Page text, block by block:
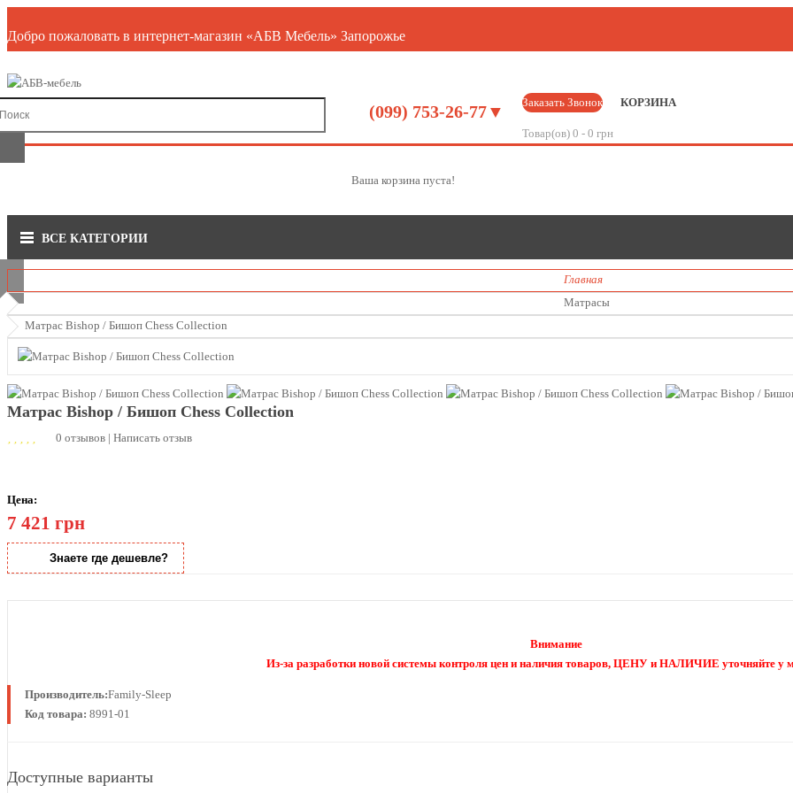
Добро пожаловать в интернет-магазин «АБВ Мебель» Запорожье
(099) 753-26-77▼ Заказать Звонок КОРЗИНА
Товар(ов) 0 - 0 грн
Ваша корзина пуста!
ВСЕ КАТЕГОРИИ
Главная
Матрасы
Матраc Bishop / Бишоп Chess Collection
Матраc Bishop / Бишоп Chess Collection
0 отзывов | Написать отзыв
Цена:
7 421 грн
Знаете где дешевле?
Внимание
Из-за разработки новой системы контроля цен и наличия товаров, ЦЕНУ и НАЛИЧИЕ уточняйте у
Производитель:Family-Sleep
Код товара: 8991-01
Доступные варианты